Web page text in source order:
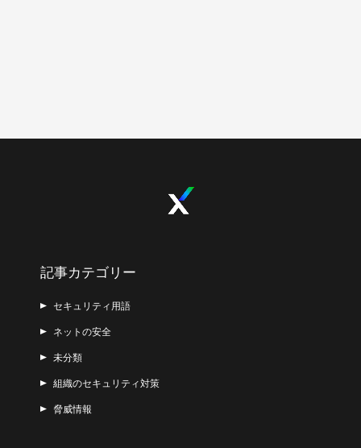
記事カテゴリー
セキュリティ用語
ネットの安全
未分類
組織のセキュリティ対策
脅威情報